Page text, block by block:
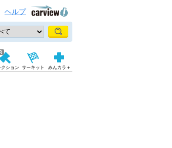
ヘルプ
クション サーキット みんカラ＋